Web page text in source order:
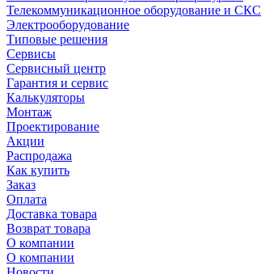
Телекоммуникационное оборудование и СКС
Электрооборудование
Типовые решения
Сервисы
Сервисный центр
Гарантия и сервис
Калькуляторы
Монтаж
Проектирование
Акции
Распродажа
Как купить
Заказ
Оплата
Доставка товара
Возврат товара
О компании
О компании